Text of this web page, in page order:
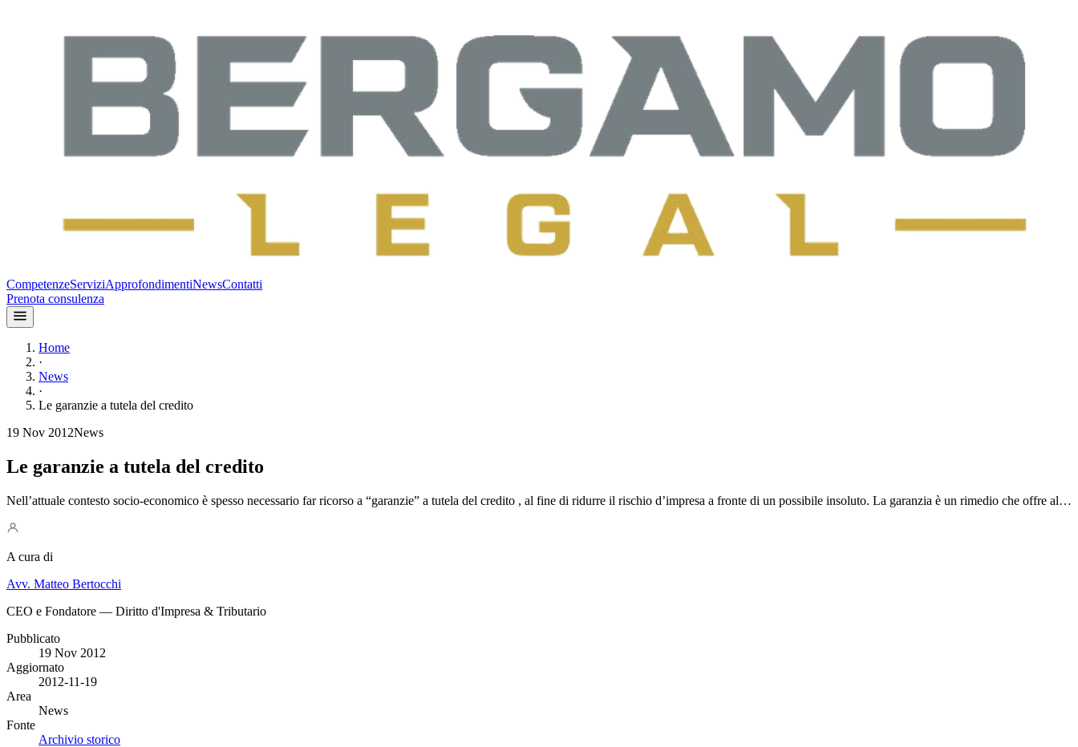
CompetenzeServiziApprofondimentiNewsContatti
Prenota consulenza
Home
·
News
·
Le garanzie a tutela del credito
19 Nov 2012News
Le garanzie a tutela del credito
Nell’attuale contesto socio-economico è spesso necessario far ricorso a “garanzie” a tutela del credito , al fine di ridurre il rischio d’impresa a fronte di un possibile insoluto. La garanzia è un rimedio che offre al…
A cura di
Avv. Matteo Bertocchi
CEO e Fondatore — Diritto d'Impresa & Tributario
Pubblicato
19 Nov 2012
Aggiornato
2012-11-19
Area
News
Fonte
Archivio storico